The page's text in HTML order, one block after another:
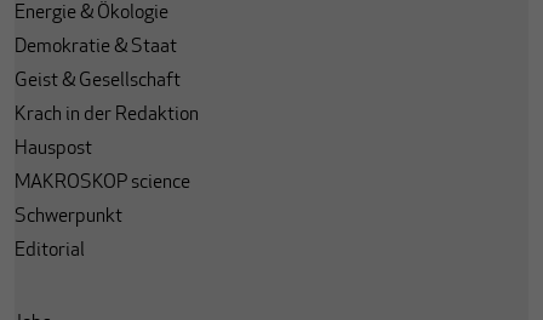
Energie & Ökologie
Demokratie & Staat
Geist & Gesellschaft
Krach in der Redaktion
Hauspost
MAKROSKOP science
Schwerpunkt
Editorial